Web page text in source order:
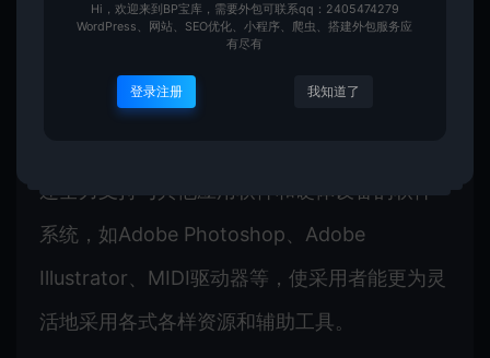
与其他苹果公司应用软件的密切软件系统是
Pro X中采用Motion建立静态影像和特技，无须
还全力支持与其他应用软件和硬体设备的软件
系统，如Adobe Photoshop、Adobe
Illustrator、MIDI驱动器等，使采用者能更为灵
活地采用各式各样资源和辅助工具。
Hi，欢迎来到BP宝库，需要外包可联系qq：2405474279
WordPress、网站、SEO优化、小程序、爬虫、搭建外包服务应
有尽有
登录注册 我知道了